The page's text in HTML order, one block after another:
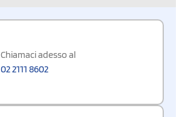
Chiamaci adesso al
02 2111 8602